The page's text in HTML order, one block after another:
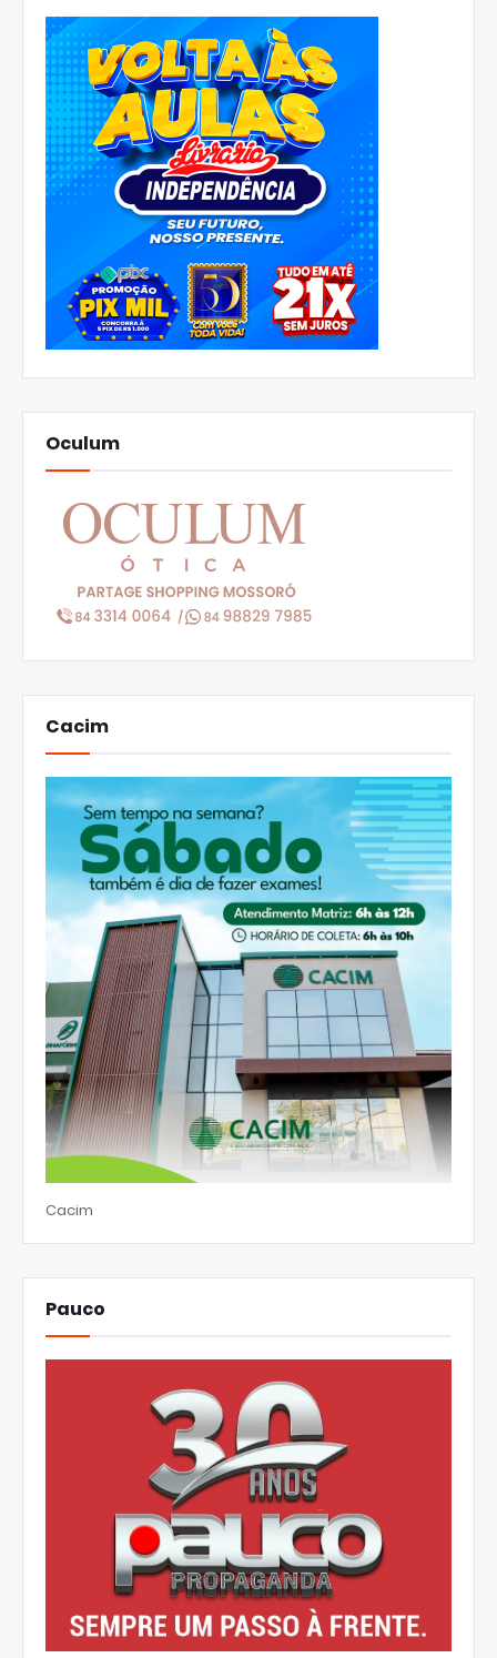
Oculum
Cacim
Cacim
Pauco